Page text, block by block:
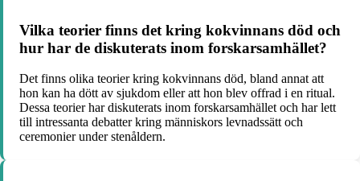
Vilka teorier finns det kring kokvinnans död och
hur har de diskuterats inom forskarsamhället?
Det finns olika teorier kring kokvinnans död, bland annat att
hon kan ha dött av sjukdom eller att hon blev offrad i en ritual.
Dessa teorier har diskuterats inom forskarsamhället och har lett
till intressanta debatter kring människors levnadssätt och
ceremonier under stenåldern.